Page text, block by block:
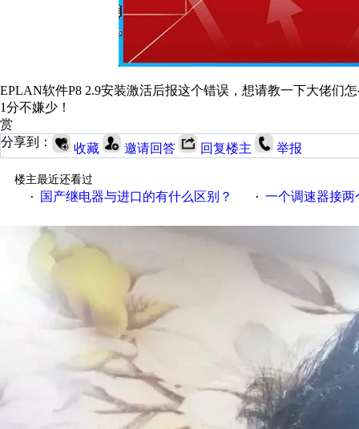
EPLAN软件P8 2.9安装激活后报这个错误，想请教一下大佬们
1分不嫌少！
赏
分享到：
收藏 邀请回答 回复楼主 举报
楼主最近还看过
·
国产继电器与进口的有什么区别？ · 一个调速器接两个吊扇